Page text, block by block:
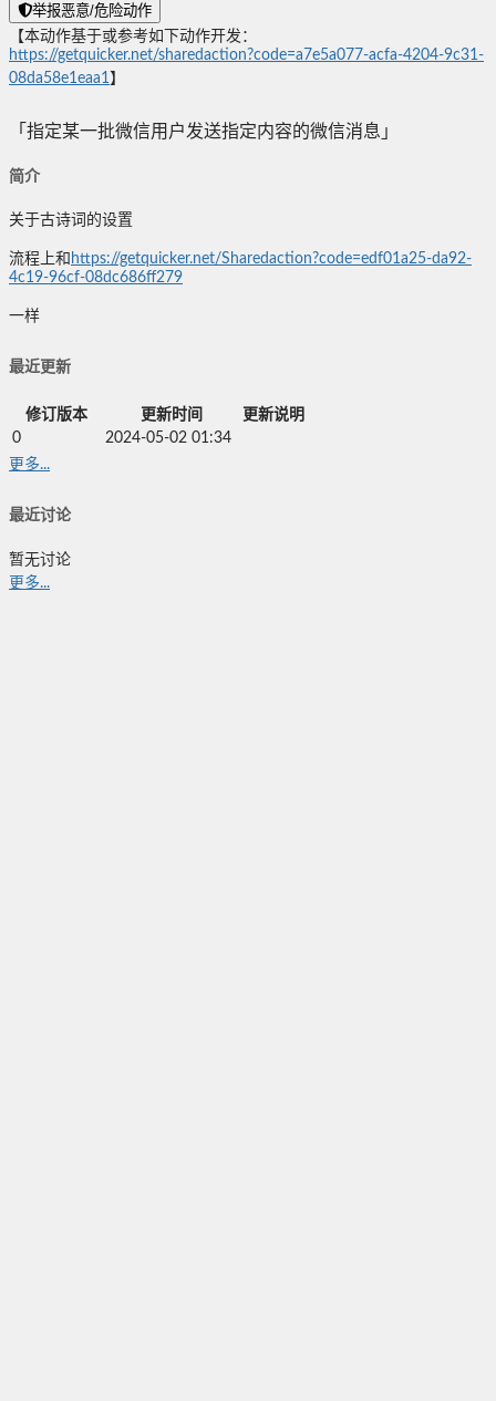
举报恶意/危险动作
【本动作基于或参考如下动作开发：
https://getquicker.net/sharedaction?code=a7e5a077-acfa-4204-9c31-
08da58e1eaa1】
「指定某一批微信用户发送指定内容的微信消息」
简介
关于古诗词的设置
流程上和 https://getquicker.net/Sharedaction?code=edf01a25-da92-
4c19-96cf-08dc686ff279
一样
最近更新
修订版本 更新时间
更新说明
0
2024-05-02 01:34
更多...
最近讨论
暂无讨论
更多...